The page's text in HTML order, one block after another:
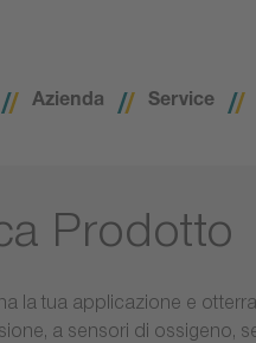
Azienda Service
Prodotto
la tua applicazione e
a sensori di ossigeno,